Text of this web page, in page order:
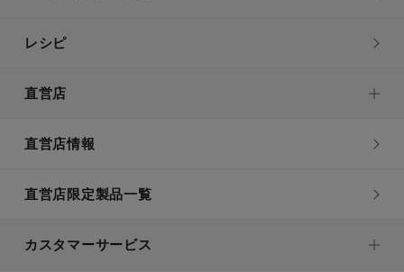
レシピ
直営店
直営店情報
直営店限定製品一覧
カスタマーサービス